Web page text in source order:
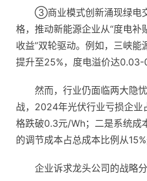
③商业模式创新涌现绿电
格，推动新能源企业从“度电补
收益”双轮驱动。例如，三峡
提升至25%，度电溢价达0.03-
然而，行业仍面临两大隐
战，2024年光伏行业亏损企业
格跌破0.3元/Wh；二是系统成
的调节成本占总成本比例从15%
企业诉求龙头公司的战略